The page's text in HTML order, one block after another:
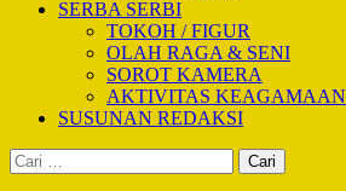
SERBA SERBI
TOKOH / FIGUR
OLAH RAGA & SENI
SOROT KAMERA
AKTIVITAS KEAGAMAAN
SUSUNAN REDAKSI
Cari
untuk: